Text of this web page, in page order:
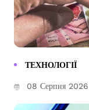
ТЕХНОЛОГІЇ
08 Серпня 2026